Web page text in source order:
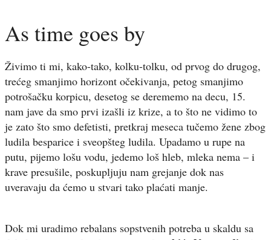
As time goes by
Živimo ti mi, kako-tako, kolku-tolku, od prvog do drugog,
trećeg smanjimo horizont očekivanja, petog smanjimo
potrošačku korpicu, desetog se derememo na decu, 15.
nam jave da smo prvi izašli iz krize, a to što ne vidimo to
je zato što smo defetisti, pretkraj meseca tučemo žene zbog
ludila besparice i sveopšteg ludila. Upadamo u rupe na
putu, pijemo lošu vodu, jedemo loš hleb, mleka nema – i
krave presušile, poskupljuju nam grejanje dok nas
uveravaju da ćemo u stvari tako plaćati manje.
Dok mi uradimo rebalans sopstvenih potreba u skaldu sa